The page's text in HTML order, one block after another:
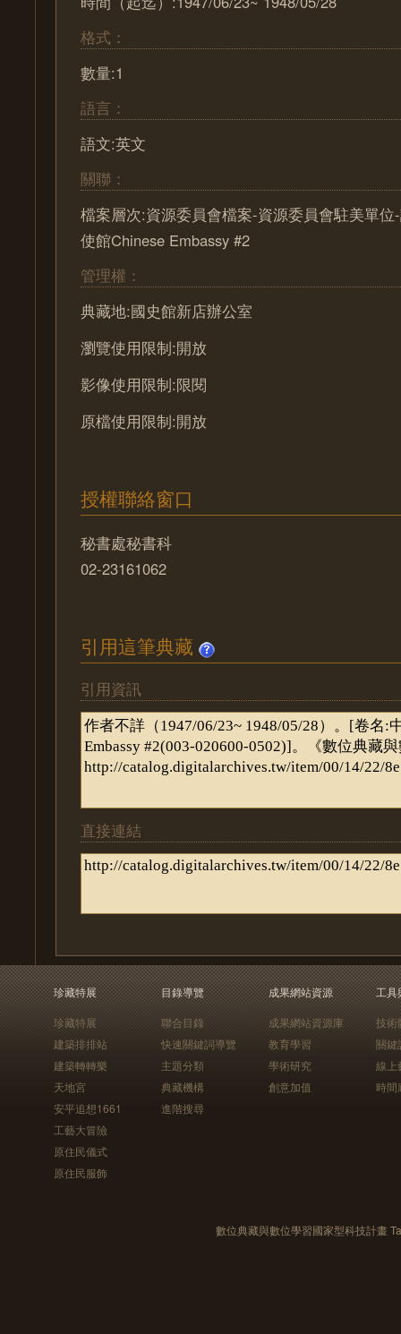
格式：
數量:1
語言：
語文:英文
關聯：
檔案層次:資源委員會檔案-資源委員會駐美單
使館Chinese Embassy #2
管理權：
典藏地:國史館新店辦公室
瀏覽使用限制:開放
影像使用限制:限閱
原檔使用限制:開放
授權聯絡窗口
秘書處秘書科
02-23161062
引用這筆典藏
引用資訊
直接連結
珍藏特展
珍藏特展
建築排排站
建築轉轉樂
天地宮
安平追想1661
工藝大冒險
原住民儀式
原住民服飾
目錄導覽
聯合目錄
快速關鍵詞導覽
主題分類
典藏機構
進階搜尋
成果網站資源
成果網站資源庫
教育學習
學術研究
創意加值
工具
技術
關鍵
線上
時間
數位典藏與數位學習國家型科技計畫